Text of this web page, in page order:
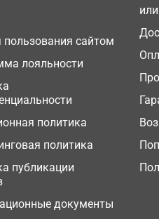
пользования сайтом
лояльности
политика
политика
публикации
документы